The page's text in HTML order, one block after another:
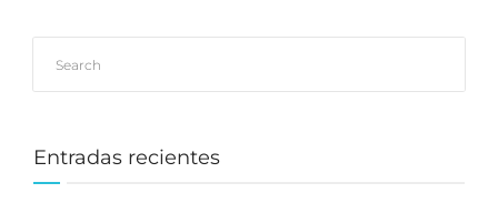
Entradas recientes